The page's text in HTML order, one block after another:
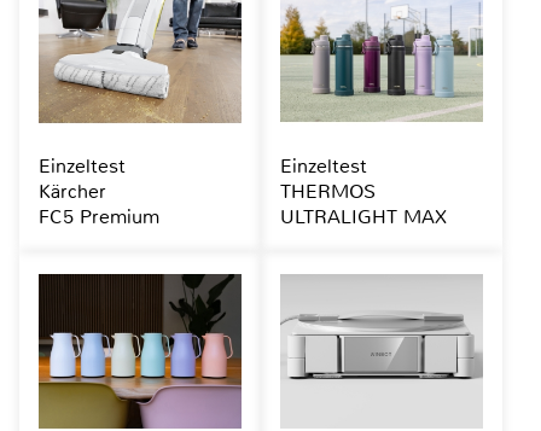
Einzeltest
Kärcher
FC5 Premium
Einzeltest
THERMOS
ULTRALIGHT MAX